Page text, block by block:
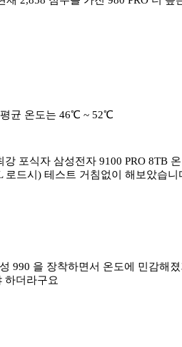
평균 온도는 46℃ ~ 52℃
포식자 삼성전자 9100 PRO 8TB
로드시) 테스트 거침없이 해보았습니
990 을 장착하면서 온도에 민감해
하더라구요